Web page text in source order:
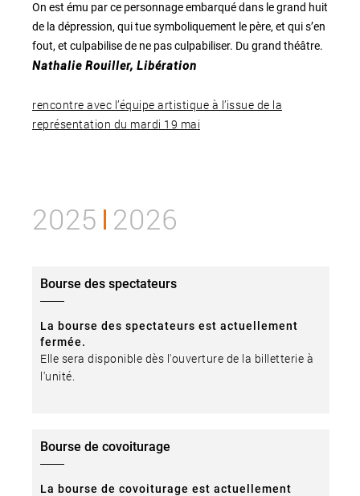
On est ému par ce personnage embarqué dans le grand huit
de la dépression, qui tue symboliquement le père, et qui s’en
fout, et culpabilise de ne pas culpabiliser. Du grand théâtre.
Nathalie Rouiller, Libération
rencontre avec l’équipe artistique à l’issue de la
représentation du mardi 19 mai
2025 2026
Bourse des spectateurs
La bourse des spectateurs est actuellement
fermée.
Elle sera disponible dès l'ouverture de la billetterie à
l'unité.
Bourse de covoiturage
La bourse de covoiturage est actuellement